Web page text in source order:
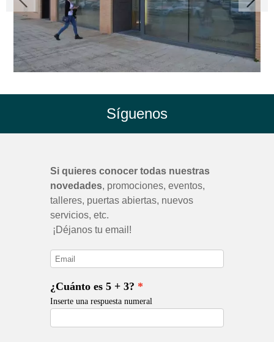
Síguenos